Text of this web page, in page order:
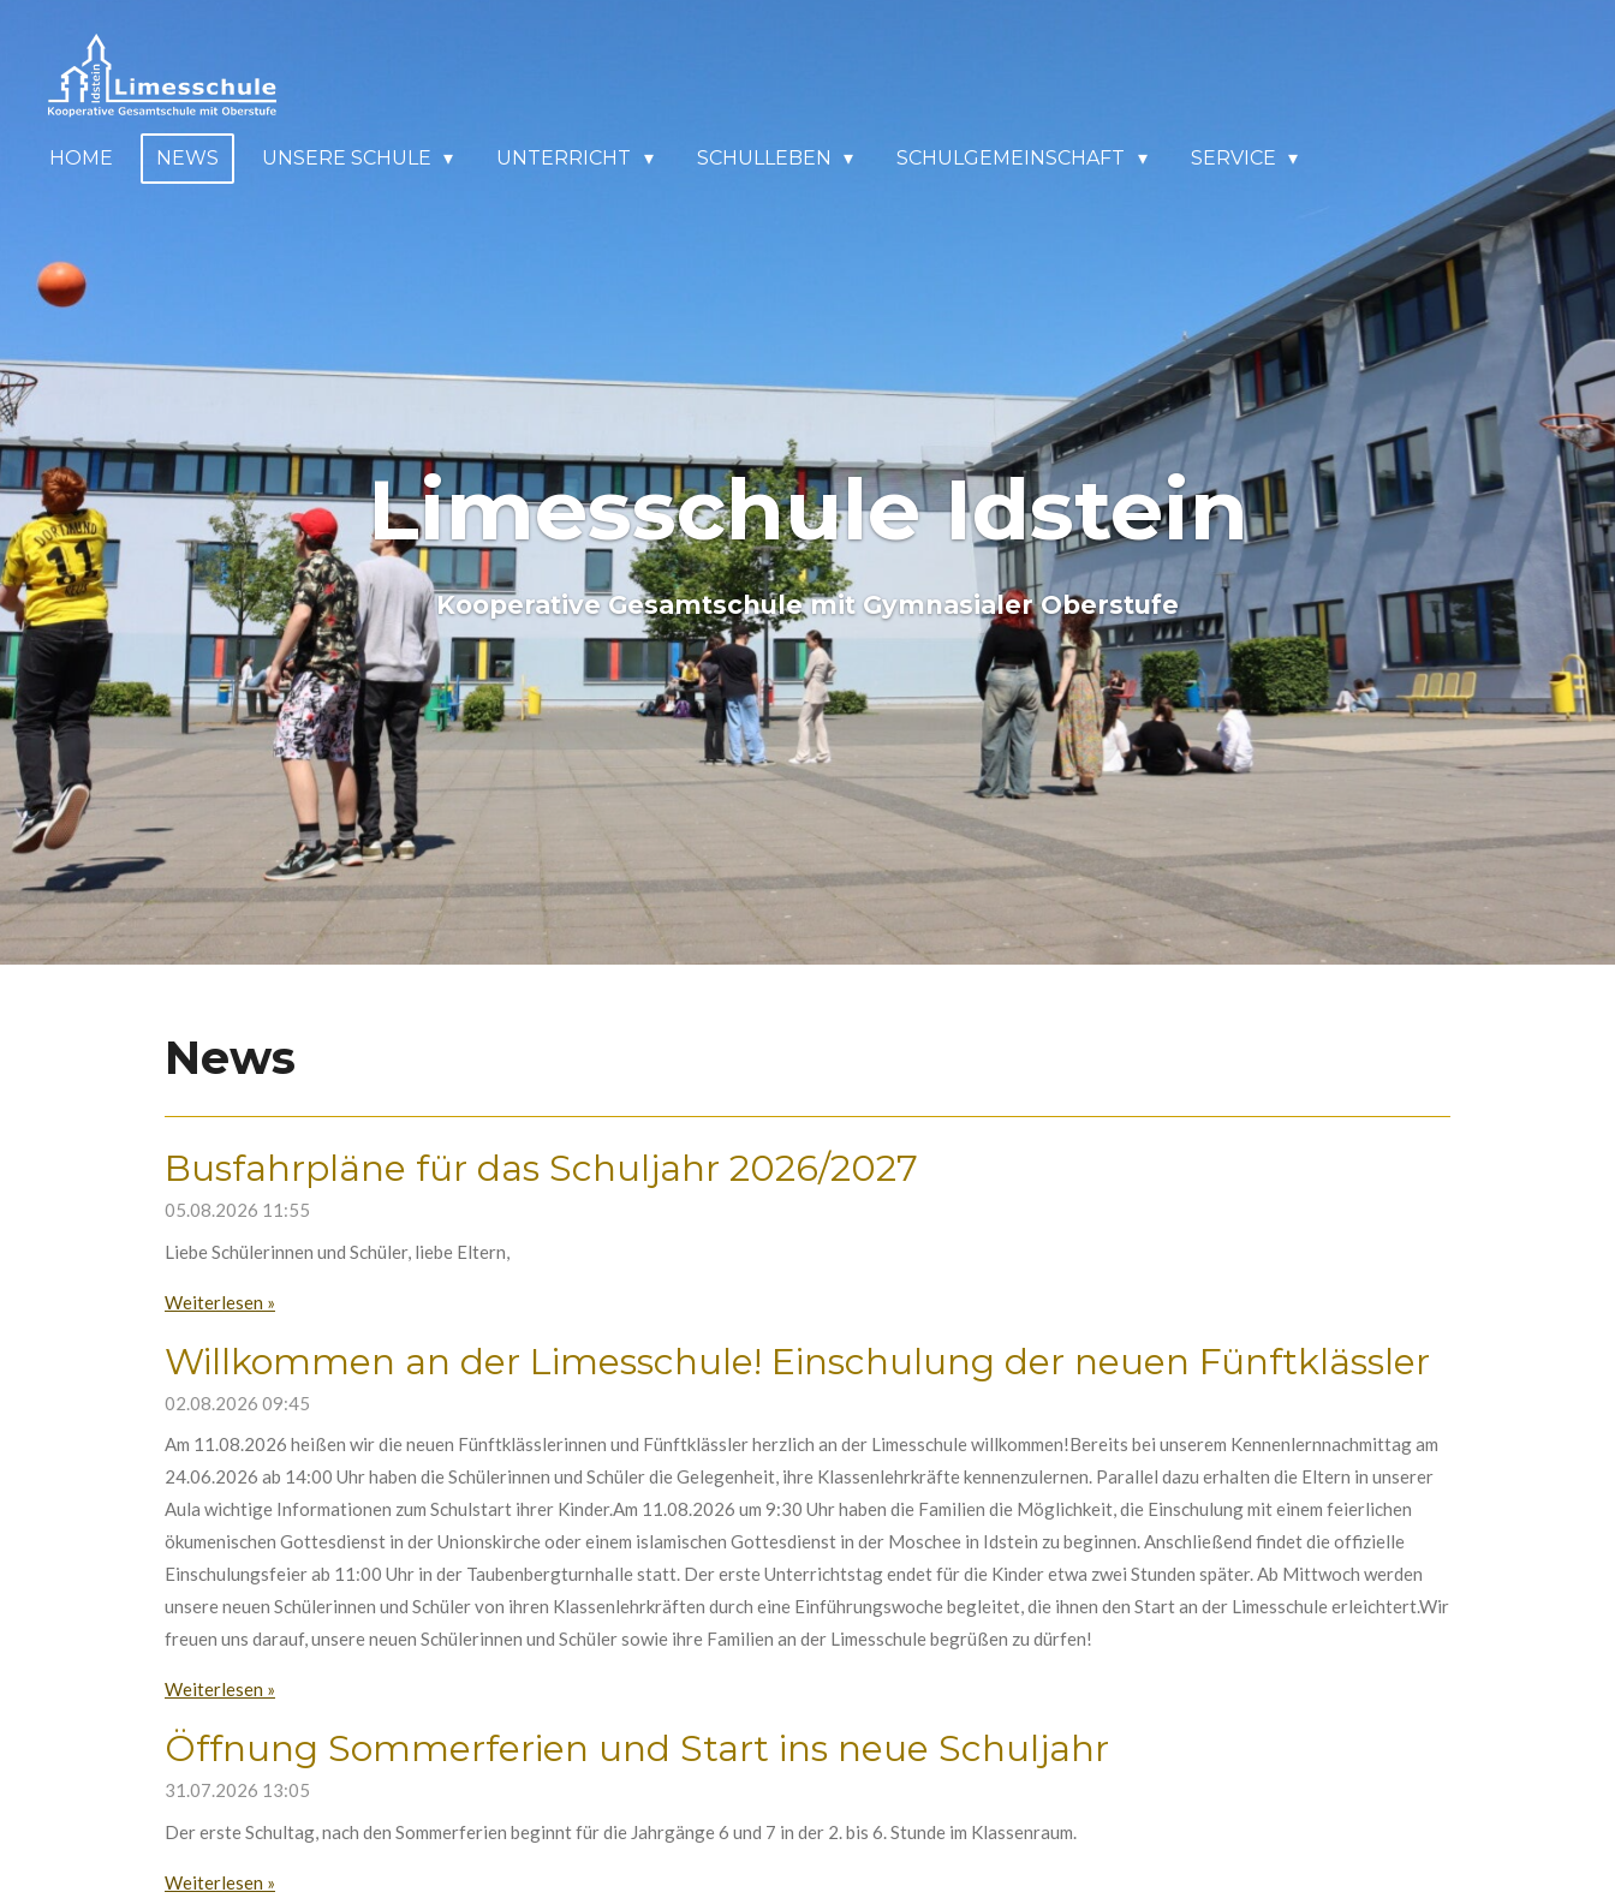
Hauptinhalt
springen
HOME NEWS UNSERE SCHULE UNTERRICHT SCHULLEBEN SCHULGEMEINSCHAFT SERVICE
Limesschule Idstein
Kooperative Gesamtschule mit Gymnasialer Oberstufe
News
Busfahrpläne für das Schuljahr 2026/2027
05.08.2026 11:55
Liebe Schülerinnen und Schüler, liebe Eltern,
Weiterlesen »
Willkommen an der Limesschule! Einschulung der neuen Fünftklässler
02.08.2026 09:45
Am 11.08.2026 heißen wir die neuen Fünftklässlerinnen und Fünftklässler herzlich an der Limesschule willkommen!Bereits bei unserem Kennenlernnachmittag am
24.06.2026 ab 14:00 Uhr haben die Schülerinnen und Schüler die Gelegenheit, ihre Klassenlehrkräfte kennenzulernen. Parallel dazu erhalten die Eltern in unserer
Aula wichtige Informationen zum Schulstart ihrer Kinder.Am 11.08.2026 um 9:30 Uhr haben die Familien die Möglichkeit, die Einschulung mit einem feierlichen
ökumenischen Gottesdienst in der Unionskirche oder einem islamischen Gottesdienst in der Moschee in Idstein zu beginnen. Anschließend findet die offizielle
Einschulungsfeier ab 11:00 Uhr in der Taubenbergturnhalle statt. Der erste Unterrichtstag endet für die Kinder etwa zwei Stunden später. Ab Mittwoch werden
unsere neuen Schülerinnen und Schüler von ihren Klassenlehrkräften durch eine Einführungswoche begleitet, die ihnen den Start an der Limesschule erleichtert.Wir
freuen uns darauf, unsere neuen Schülerinnen und Schüler sowie ihre Familien an der Limesschule begrüßen zu dürfen!
Weiterlesen »
Öffnung Sommerferien und Start ins neue Schuljahr
31.07.2026 13:05
Der erste Schultag, nach den Sommerferien beginnt für die Jahrgänge 6 und 7 in der 2. bis 6. Stunde im Klassenraum.
Weiterlesen »